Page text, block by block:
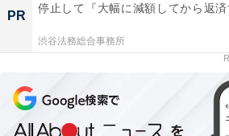
PR
停止して『大幅に減額してから返
渋谷法務総合事務所